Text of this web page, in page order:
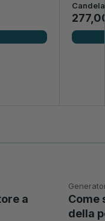
a
Come
della